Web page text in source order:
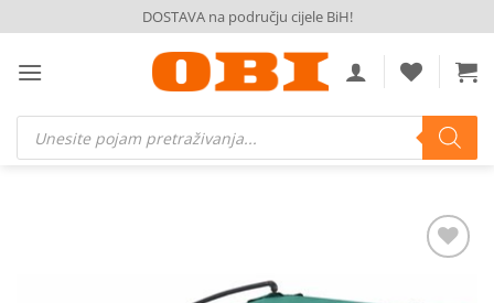
to
content
DOSTAVA na području cijele BiH!
Products
search